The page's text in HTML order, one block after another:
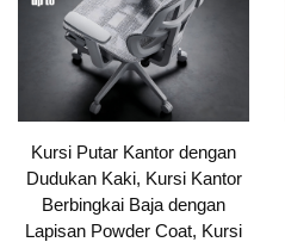
Kursi Putar Kantor dengan
Dudukan Kaki, Kursi Kantor
Berbingkai Baja dengan
Lapisan Powder Coat, Kursi